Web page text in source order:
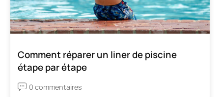
Comment réparer un liner de piscine
étape par étape
0 commentaires